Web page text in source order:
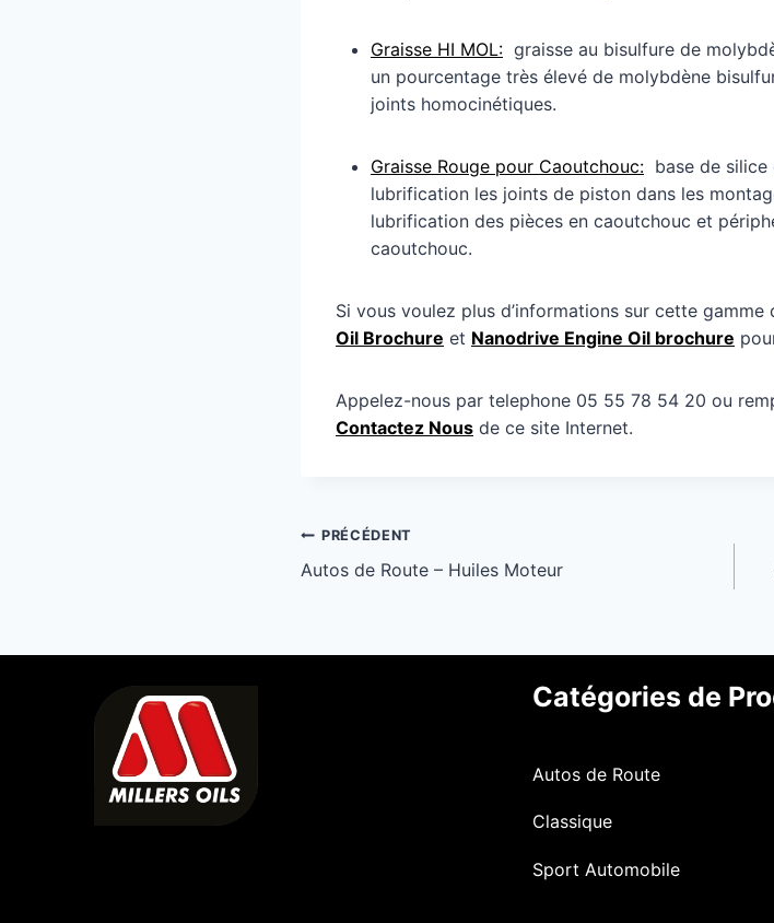
Graisse HI MOL: graisse au bisulfure de
un pourcentage très élevé de molybdène
joints homocinétiques.
Graisse Rouge pour Caoutchouc: base de
lubrification les joints de piston dans les
lubrification des pièces en caoutchouc et
caoutchouc.
Si vous voulez plus d’informations sur cette
Oil Brochure et Nanodrive Engine Oil brochure
Appelez-nous par telephone 05 55 78 54 20 ou
Contactez Nous de ce site Internet.
Navigation
PRÉCÉDENT
Autos de Route – Huiles Moteur
Catégories de
Autos de Route
Classique
Sport Automobile